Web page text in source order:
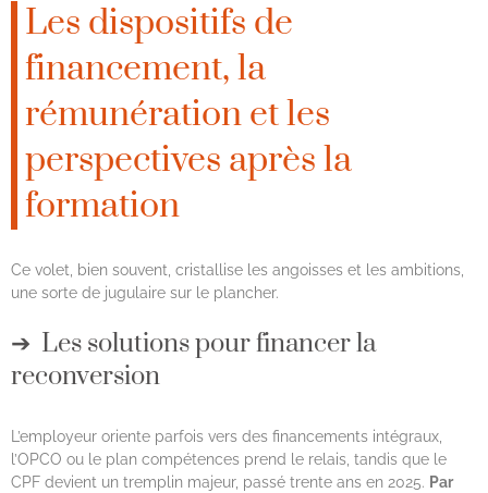
Les dispositifs de
financement, la
rémunération et les
perspectives après la
formation
Ce volet, bien souvent, cristallise les angoisses et les ambitions,
une sorte de jugulaire sur le plancher.
Les solutions pour financer la
reconversion
L’employeur oriente parfois vers des financements intégraux,
l’OPCO ou le plan compétences prend le relais, tandis que le
CPF devient un tremplin majeur, passé trente ans en 2025. Par